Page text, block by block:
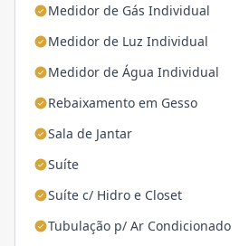
Medidor de Gás Individual
Medidor de Luz Individual
Medidor de Água Individual
Rebaixamento em Gesso
Sala de Jantar
Suíte
Suíte c/ Hidro e Closet
Tubulação p/ Ar Condicionado